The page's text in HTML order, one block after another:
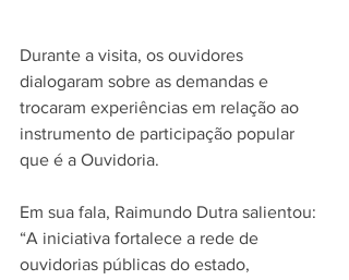
Durante a visita, os ouvidores
dialogaram sobre as demandas e
trocaram experiências em relação ao
instrumento de participação popular
que é a Ouvidoria.
Em sua fala, Raimundo Dutra salientou:
“A iniciativa fortalece a rede de
ouvidorias públicas do estado,